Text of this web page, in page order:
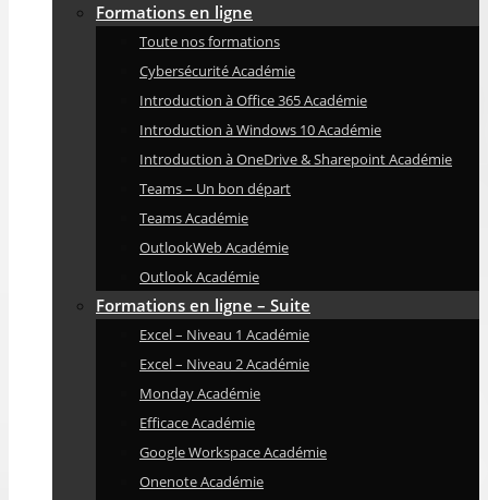
Formations en ligne
Toute nos formations
Cybersécurité Académie
Introduction à Office 365 Académie
Introduction à Windows 10 Académie
Introduction à OneDrive & Sharepoint Académie
Teams – Un bon départ
Teams Académie
OutlookWeb Académie
Outlook Académie
Formations en ligne – Suite
Excel – Niveau 1 Académie
Excel – Niveau 2 Académie
Monday Académie
Efficace Académie
Google Workspace Académie
Onenote Académie